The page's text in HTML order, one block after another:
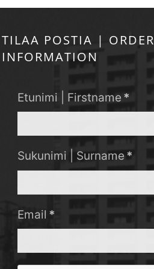
TILAA POSTIA | ORDER
INFORMATION
Etunimi | Firstname *
Sukunimi | Surname *
Email *